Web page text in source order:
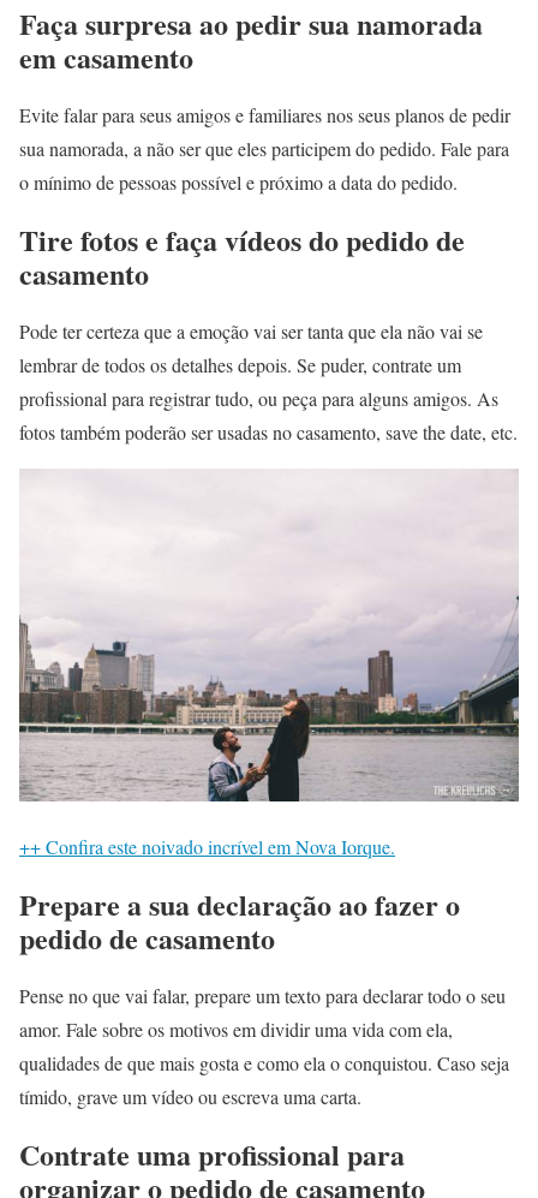
Faça surpresa ao pedir sua namorada
em casamento
Evite falar para seus amigos e familiares nos seus planos de pedir
sua namorada, a não ser que eles participem do pedido. Fale para
o mínimo de pessoas possível e próximo a data do pedido.
Tire fotos e faça vídeos do pedido de
casamento
Pode ter certeza que a emoção vai ser tanta que ela não vai se
lembrar de todos os detalhes depois. Se puder, contrate um
profissional para registrar tudo, ou peça para alguns amigos. As
fotos também poderão ser usadas no casamento, save the date, etc.
++ Confira este noivado incrível em Nova Iorque.
Prepare a sua declaração ao fazer o
pedido de casamento
Pense no que vai falar, prepare um texto para declarar todo o seu
amor. Fale sobre os motivos em dividir uma vida com ela,
qualidades de que mais gosta e como ela o conquistou. Caso seja
tímido, grave um vídeo ou escreva uma carta.
Contrate uma profissional para
organizar o pedido de casamento